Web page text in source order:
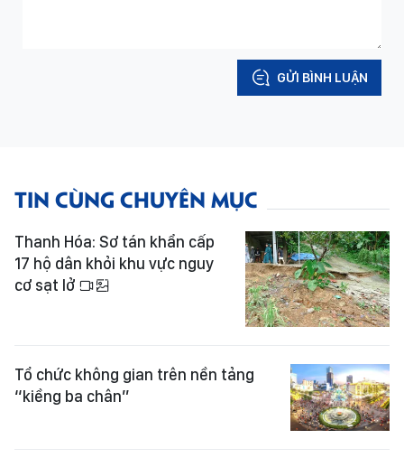
GỬI BÌNH LUẬN
TIN CÙNG CHUYÊN MỤC
Thanh Hóa: Sơ tán khẩn cấp
17 hộ dân khỏi khu vực nguy
cơ sạt lở
Tổ chức không gian trên nền tảng
“kiềng ba chân”